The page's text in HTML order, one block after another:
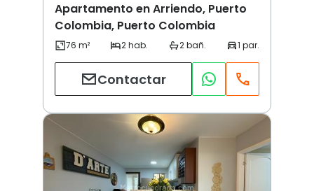
Apartamento en Arriendo, Puerto
Colombia, Puerto Colombia
Contactar